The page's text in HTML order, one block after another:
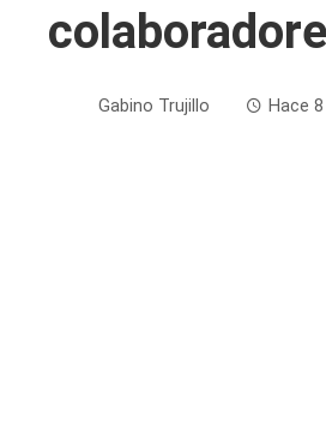
Gabino Trujillo Hace